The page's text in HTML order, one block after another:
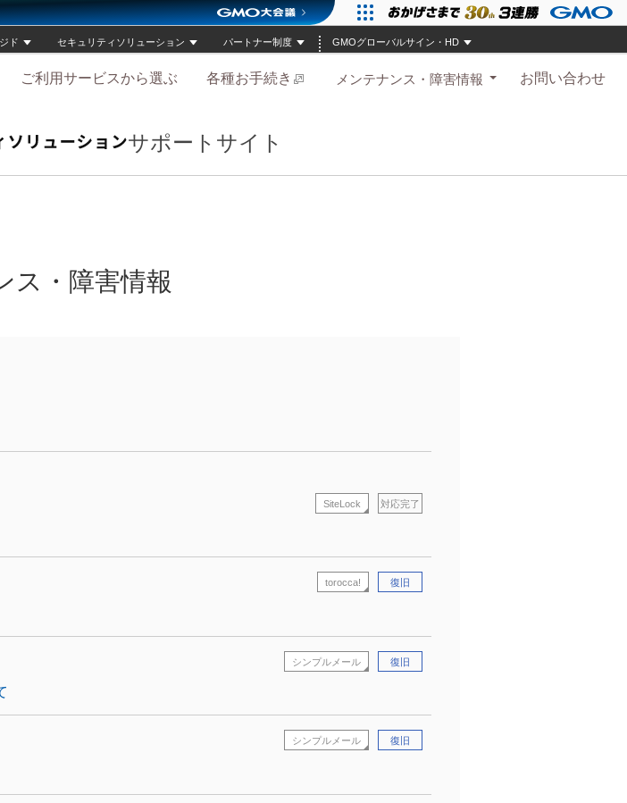
ド セキュリティソリューション パートナー制度 GMOグローバルサイン・HD
ご利用サービスから選ぶ 各種お手続き メンテナンス・障害情報 お問い合わせ
サポートサイト
ス・障害情報
対応完了
SiteLock
復旧
torocca!
復旧
シンプルメール
復旧
シンプルメール